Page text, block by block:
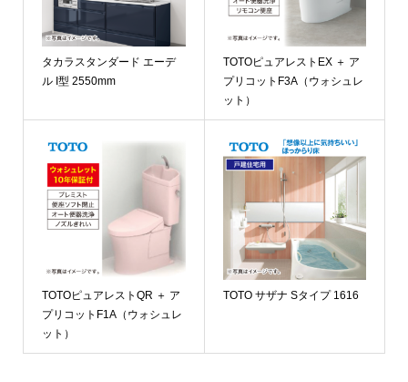
タカラスタンダード エーデ
ル I型 2550mm
TOTOピュアレストEX ＋ ア
プリコットF3A（ウォシュレ
ット）
TOTOピュアレストQR ＋ ア
プリコットF1A（ウォシュレ
ット）
TOTO サザナ Sタイプ 1616